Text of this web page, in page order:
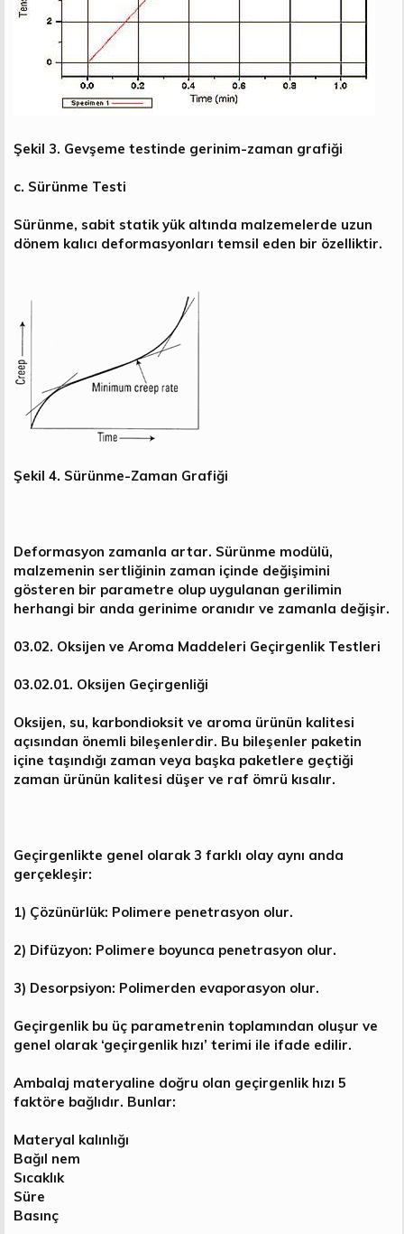
Şekil 3. Gevşeme testinde gerinim-zaman grafiği
c. Sürünme Testi
Sürünme, sabit statik yük altında malzemelerde uzun
dönem kalıcı deformasyonları temsil eden bir özelliktir.
Şekil 4. Sürünme-Zaman Grafiği
Deformasyon zamanla artar. Sürünme modülü,
malzemenin sertliğinin zaman içinde değişimini
gösteren bir parametre olup uygulanan gerilimin
herhangi bir anda gerinime oranıdır ve zamanla değişir.
03.02. Oksijen ve Aroma Maddeleri Geçirgenlik Testleri
03.02.01. Oksijen Geçirgenliği
Oksijen, su, karbondioksit ve aroma ürünün kalitesi
açısından önemli bileşenlerdir. Bu bileşenler paketin
içine taşındığı zaman veya başka paketlere geçtiği
zaman ürünün kalitesi düşer ve raf ömrü kısalır.
Geçirgenlikte genel olarak 3 farklı olay aynı anda
gerçekleşir:
1) Çözünürlük: Polimere penetrasyon olur.
2) Difüzyon: Polimere boyunca penetrasyon olur.
3) Desorpsiyon: Polimerden evaporasyon olur.
Geçirgenlik bu üç parametrenin toplamından oluşur ve
genel olarak ‘geçirgenlik hızı’ terimi ile ifade edilir.
Ambalaj materyaline doğru olan geçirgenlik hızı 5
faktöre bağlıdır. Bunlar:
Materyal kalınlığı
Bağıl nem
Sıcaklık
Süre
Basınç